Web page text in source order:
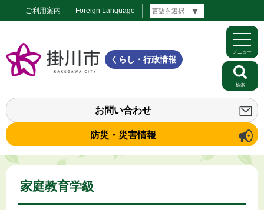
ご利用案内 Foreign Language
くらし・行政情報
お問い合わせ
防災・災害情報
メニュー
検索
家庭教育学級